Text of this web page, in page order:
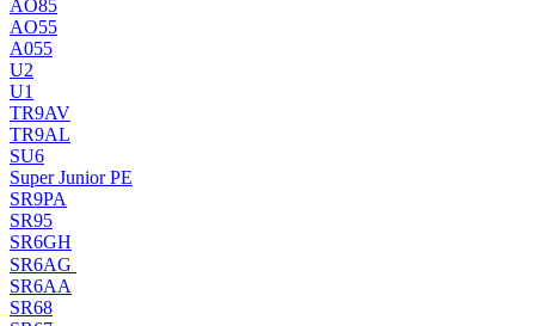
AO85
AO55
A055
U2
U1
TR9AV
TR9AL
SU6
Super Junior PE
SR9PA
SR95
SR6GH
SR6AG
SR6AA
SR68